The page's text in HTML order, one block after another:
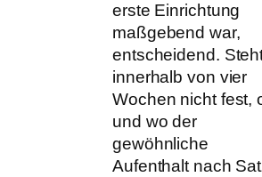
erste Einrichtung
maßgebend war,
entscheidend.
innerhalb von vier
Wochen nicht fest,
und wo der
gewöhnliche
Aufenthalt nach